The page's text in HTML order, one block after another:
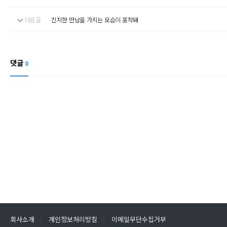
다음글 진지한 만남을 가지는 모습이 포착돼
댓글 0
회사소개 개인정보처리방침 이메일무단수집거부